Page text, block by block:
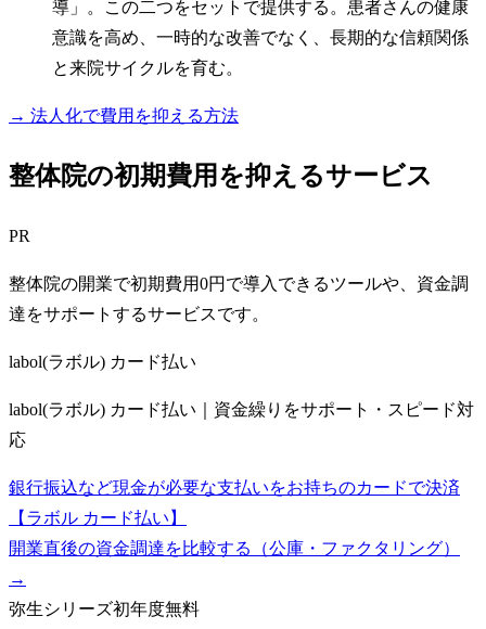
導」。この二つをセットで提供する。患者さんの健康
意識を高め、一時的な改善でなく、長期的な信頼関係
と来院サイクルを育む。
→ 法人化で費用を抑える方法
整体院の初期費用を抑えるサービス
PR
整体院の開業で初期費用0円で導入できるツールや、資金調
達をサポートするサービスです。
labol(ラボル) カード払い
labol(ラボル) カード払い｜資金繰りをサポート・スピード対
応
銀行振込など現金が必要な支払いをお持ちのカードで決済
【ラボル カード払い】
開業直後の資金調達を比較する（公庫・ファクタリング）
→
弥生シリーズ初年度無料